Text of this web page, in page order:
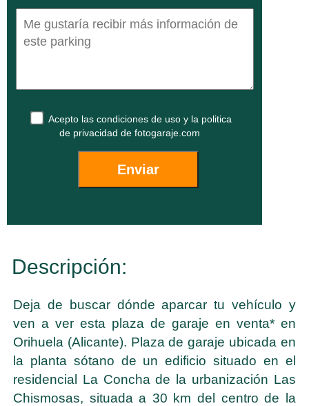
Acepto las condiciones de uso y la politica
de privacidad de fotogaraje.com
Descripción:
Deja de buscar dónde aparcar tu vehículo y
ven a ver esta plaza de garaje en venta* en
Orihuela (Alicante). Plaza de garaje ubicada en
la planta sótano de un edificio situado en el
residencial La Concha de la urbanización Las
Chismosas, situada a 30 km del centro de la